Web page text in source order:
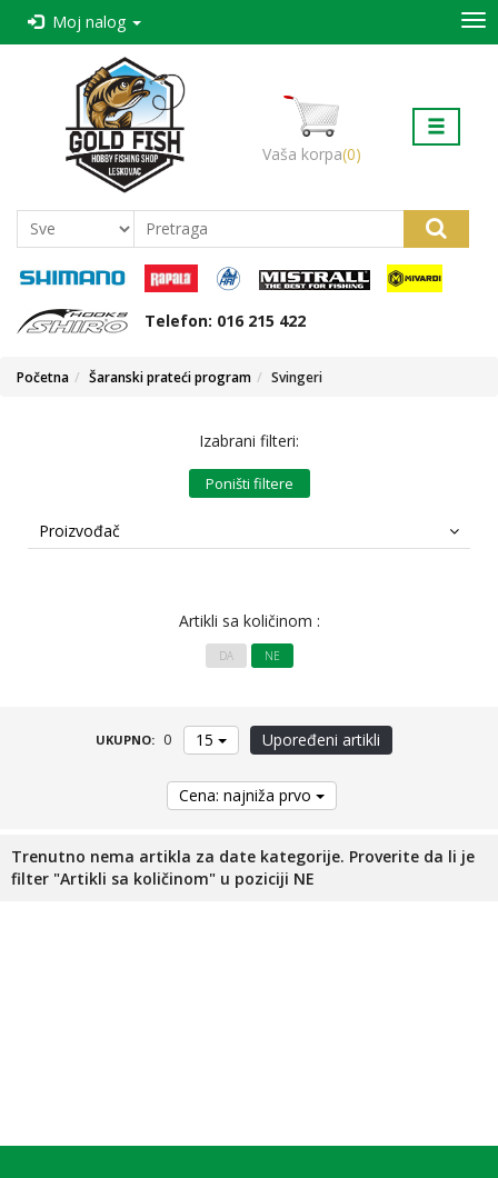
Moj nalog
Telefon: 016 215 422
Vaša korpa(0)
Kategorije
Štapovi
Mašinice
Najloni-strune
Varalica
Šaranski prateći program
Feeder prateći program
Torbe-Ranci-Lodne
Odeća-Obuća-Naočare
Držači štapova
Kamp oprema
O nama
isporuka
Reklamacije
Početna Šaranski prateći program Svingeri
Izabrani filteri:
Poništi filtere
Proizvođač
Artikli sa količinom :
DA NE
UKUPNO: 0 15 Upoređeni artikli
Cena: najniža prvo
Trenutno nema artikla za date kategorije. Proverite da li je
filter "Artikli sa količinom" u poziciji NE